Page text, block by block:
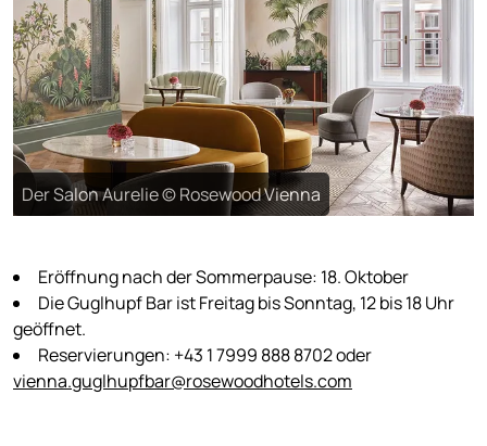
Der Salon Aurelie © Rosewood Vienna
Eröffnung nach der Sommerpause: 18. Oktober
Die Guglhupf Bar ist Freitag bis Sonntag, 12 bis 18 Uhr
geöffnet.
Reservierungen: +43 1 7999 888 8702 oder
vienna.guglhupfbar@rosewoodhotels.com